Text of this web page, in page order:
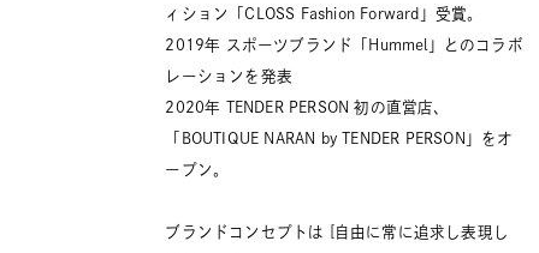
ィション「CLOSS Fashion Forward」受賞。
2019年 スポーツブランド「Hummel」とのコラボ
レーションを発表
2020年 TENDER PERSON 初の直営店、
「BOUTIQUE NARAN by TENDER PERSON」をオ
ープン。
ブランドコンセプトは [自由に常に追求し表現し